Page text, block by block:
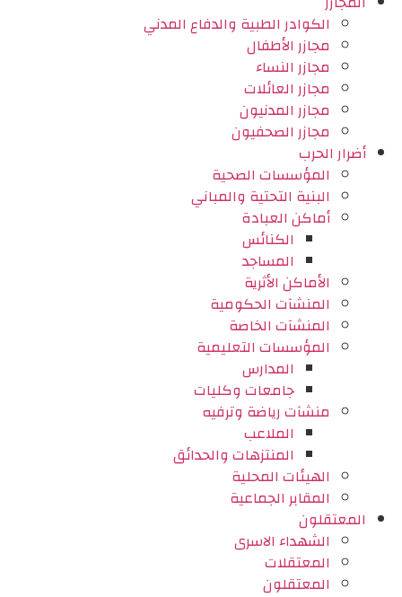
الكوادر الطبية والدفاع المدني
مجازر الأطفال
مجازر النساء
مجازر العائلات
مجازر المدنيون
مجازر الصحفيون
أضرار الحرب
المؤسسات الصحية
البنية التحتية والمباني
أماكن العبادة
الكنائس
المساجد
الأماكن الأثرية
المنشآت الحكومية
المنشآت الخاصة
المؤسسات التعليمية
المدارس
جامعات وكليات
منشآت رياضة وترفيه
الملاعب
المنتزهات والحدائق
الهيئات المحلية
المقابر الجماعية
المعتقلون
الشهداء الاسرى
المعتقلات
المعتقلون